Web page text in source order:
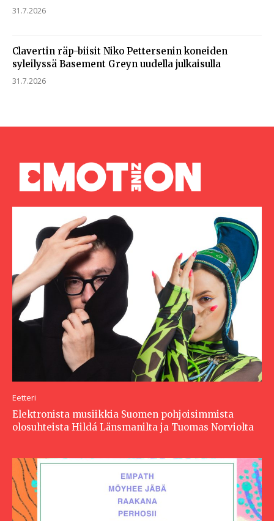
31.7.2026
Clavertin räp-biisit Niko Pettersenin koneiden
syleilyssä Basement Greyn uudella julkaisulla
31.7.2026
Eetteri
Elektronista musiikkia Suomen pohjoisimmista
olosuhteista Hildá Länsmanilta ja Tuomas Norviolta